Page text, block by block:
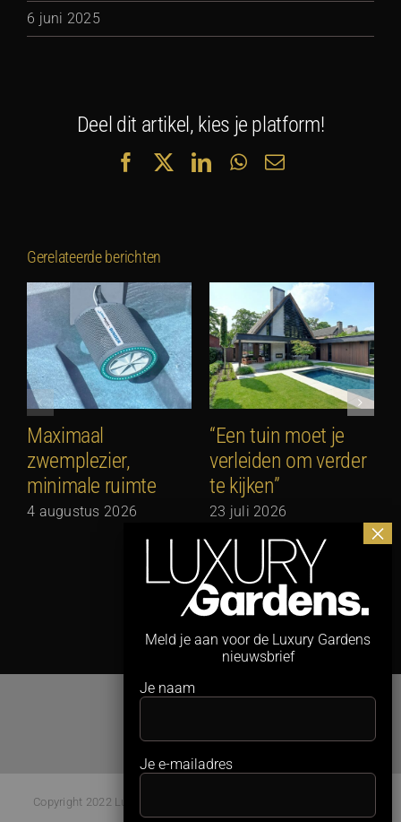
6 juni 2025
Deel dit artikel, kies je platform!
FacebookLinkedInWhatsApp
E-
Gerelateerde berichten
Maximaal
zwemplezier,
minimale ruimte
4 augustus 2026
“Een tuin moet je
verleiden om verder
te kijken”
23 juli 2026
Copyright 2022 Luxury Gardens Magazine | All Rights Reserved |
Meld je aan voor de Luxury Gardens
nieuwsbrief
Je naam
Je e-mailadres